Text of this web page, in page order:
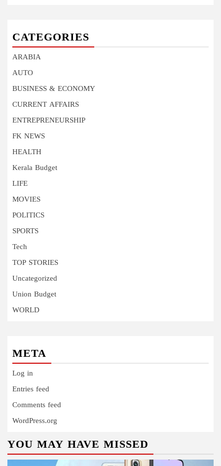
CATEGORIES
ARABIA
AUTO
BUSINESS & ECONOMY
CURRENT AFFAIRS
ENTREPRENEURSHIP
FK NEWS
HEALTH
Kerala Budget
LIFE
MOVIES
POLITICS
SPORTS
Tech
TOP STORIES
Uncategorized
Union Budget
WORLD
META
Log in
Entries feed
Comments feed
WordPress.org
YOU MAY HAVE MISSED